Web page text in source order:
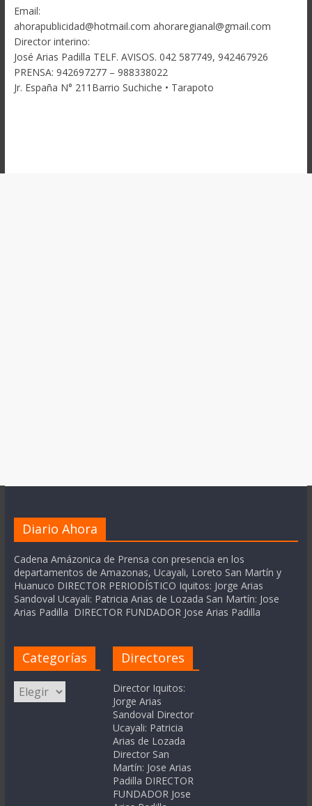
Email:
ahorapublicidad@hotmail.com ahoraregianal@gmail.com
Director interino:
José Arias Padilla TELF. AVISOS. 042 587749, 942467926
PRENSA: 942697277 – 988338022
Jr. España N° 211Barrio Suchiche • Tarapoto
Diario Ahora
Cadena Amázonica de Prensa con presencia en los
departamentos de Amazonas, Ucayali, Loreto San Martín y
Huanuco DIRECTOR PERIODÍSTICO Iquitos: Jorge Arias
Sandoval Ucayali: Patricia Arias de Lozada San Martín: Jose
Arias Padilla DIRECTOR FUNDADOR Jose Arias Padilla
Categorías
Categorías
Directores
Director Iquitos:
Jorge Arias
Sandoval Director
Ucayali: Patricia
Arias de Lozada
Director San
Martín: Jose Arias
Padilla DIRECTOR
FUNDADOR Jose